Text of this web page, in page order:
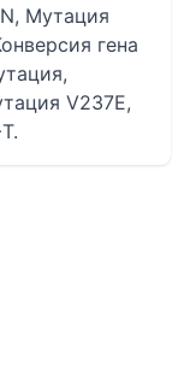
Мутация
гена
V237E,